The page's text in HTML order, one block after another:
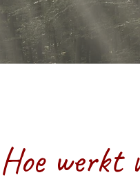
Hoe werkt